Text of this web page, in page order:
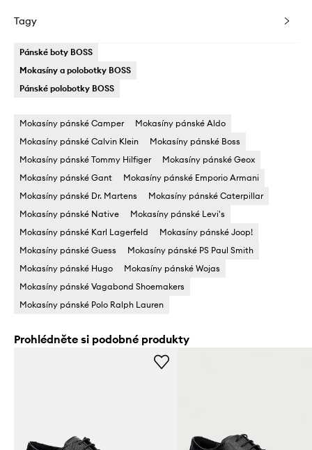
Tagy
Pánské boty BOSS
Mokasíny a polobotky BOSS
Pánské polobotky BOSS
Mokasíny pánské Camper
Mokasíny pánské Aldo
Mokasíny pánské Calvin Klein
Mokasíny pánské Boss
Mokasíny pánské Tommy Hilfiger
Mokasíny pánské Geox
Mokasíny pánské Gant
Mokasíny pánské Emporio Armani
Mokasíny pánské Dr. Martens
Mokasíny pánské Caterpillar
Mokasíny pánské Native
Mokasíny pánské Levi's
Mokasíny pánské Karl Lagerfeld
Mokasíny pánské Joop!
Mokasíny pánské Guess
Mokasíny pánské PS Paul Smith
Mokasíny pánské Hugo
Mokasíny pánské Wojas
Mokasíny pánské Vagabond Shoemakers
Mokasíny pánské Polo Ralph Lauren
Prohlédněte si podobné produkty